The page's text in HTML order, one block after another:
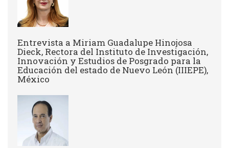
Entrevista a Miriam Guadalupe Hinojosa
Dieck, Rectora del Instituto de Investigación,
Innovación y Estudios de Posgrado para la
Educación del estado de Nuevo León (IIIEPE),
México